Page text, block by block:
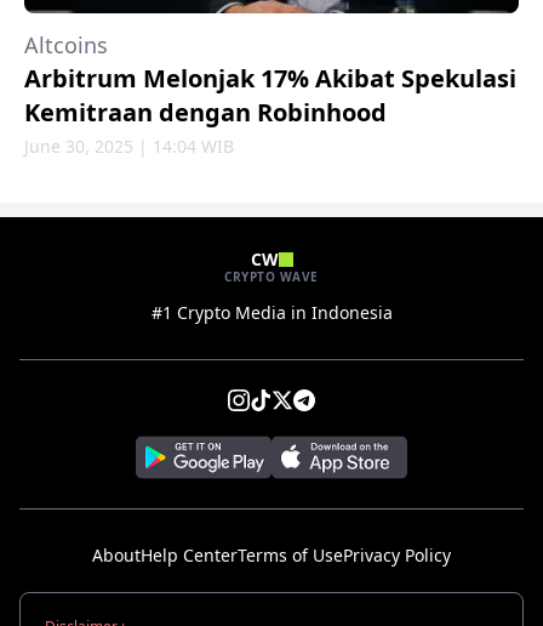
Altcoins
Arbitrum Melonjak 17% Akibat Spekulasi
Kemitraan dengan Robinhood
June 30, 2025 | 14:04 WIB
CW
CRYPTO WAVE
#1 Crypto Media in Indonesia
AboutHelp CenterTerms of UsePrivacy Policy